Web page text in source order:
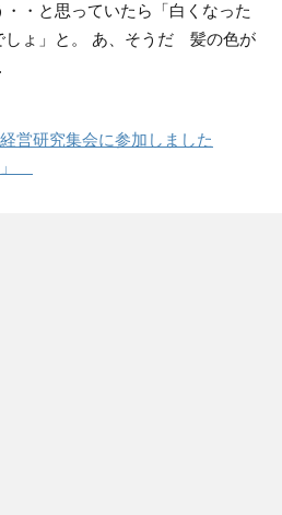
・・と思っていたら「白くなった
しょ」と。 あ、そうだ 髪の色が
営研究集会に参加しました
」